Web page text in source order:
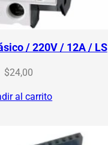
/ 220V / 12A / LS
$24,00
al carrito